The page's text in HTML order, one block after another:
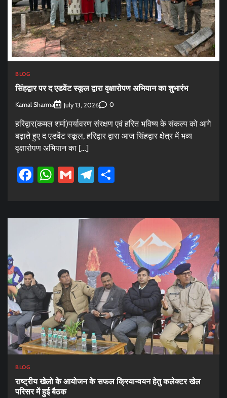
BLOG
सिंहद्वार पर द एडवेंट स्कूल द्वारा वृक्षारोपण अभियान का शुभारंभ
Kamal Sharma July 13, 2026 0
हरिद्वार(कमल शर्मा)पर्यावरण संरक्षण एवं हरित भविष्य के संकल्प को आगे
बढ़ाते हुए द एडवेंट स्कूल, हरिद्वार द्वारा आज सिंहद्वार क्षेत्र में भव्य
वृक्षारोपण अभियान का […]
Facebook
WhatsApp
GmailTelegram
BLOG
राष्ट्रीय खेलो के आयोजन के सफल क्रियान्वयन हेतु कलेक्टर खेल
परिसर में हुई बैठक